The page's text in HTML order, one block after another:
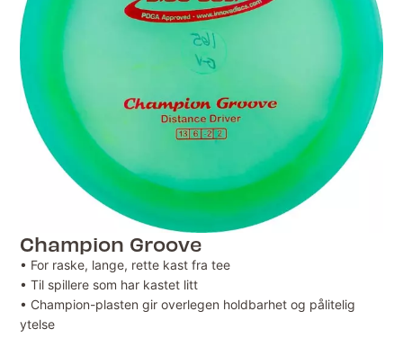
Champion Groove
• For raske, lange, rette kast fra tee
• Til spillere som har kastet litt
• Champion-plasten gir overlegen holdbarhet og pålitelig
ytelse